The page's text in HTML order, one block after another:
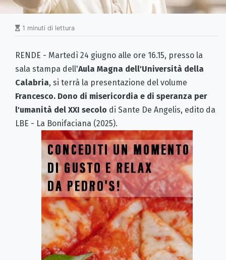
1 minuti di lettura
RENDE - Martedì 24 giugno alle ore 16.15, presso la
sala stampa dell'Aula Magna dell'Università della
Calabria, si terrà la presentazione del volume
Francesco. Dono di misericordia e di speranza per
l'umanità del XXI secolo di Sante De Angelis, edito da
LBE - La Bonifaciana (2025).